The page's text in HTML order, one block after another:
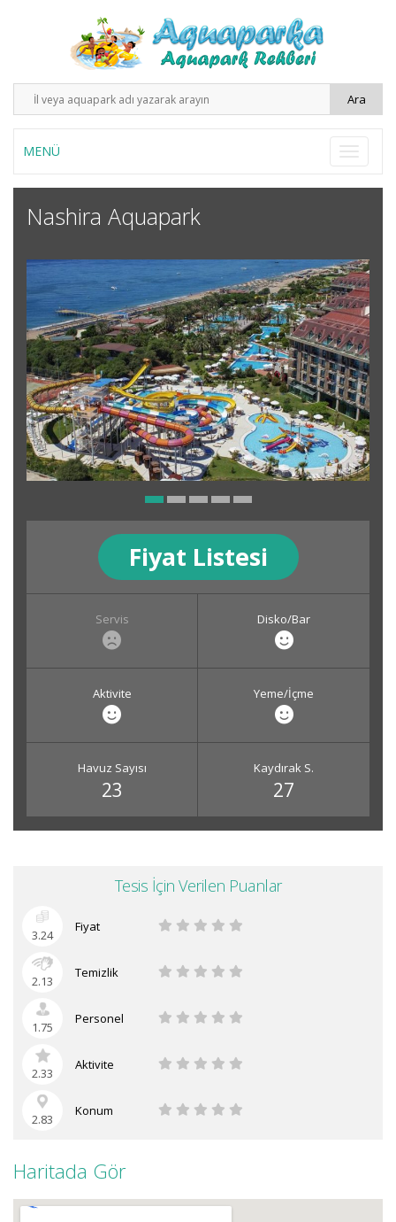
MENÜ
Nashira Aquapark
Fiyat Listesi
Servis Disko/Bar
Aktivite Yeme/İçme
Havuz Sayısı
23
Kaydırak S.
27
Tesis İçin Verilen Puanlar
3.24
Fiyat
2.13
Temizlik
1.75
Personel
2.33
Aktivite
2.83
Konum
Haritada Gör